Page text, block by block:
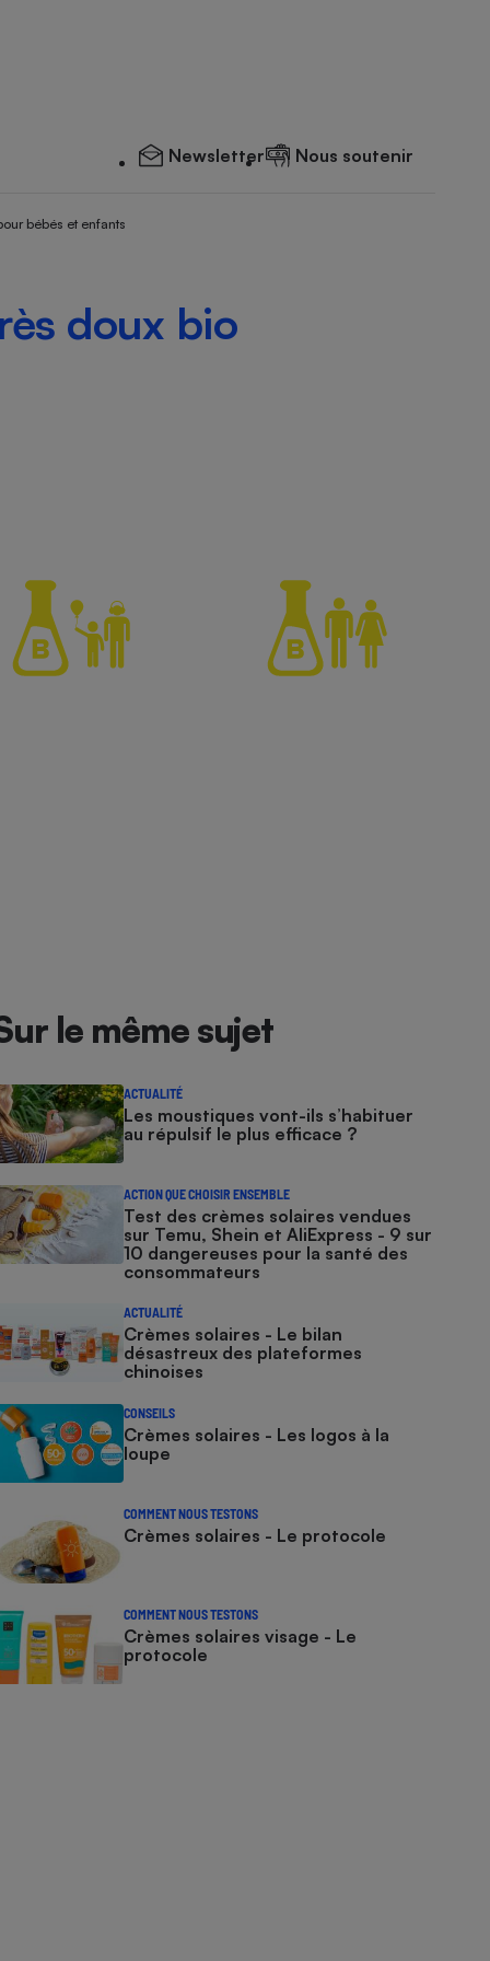
Newsletter Nous soutenir
bébés et enfants
doux bio
le même sujet
ACTUALITÉ
Les moustiques vont-ils s’habituer
au répulsif le plus efficace ?
ACTION QUE CHOISIR ENSEMBLE
Test des crèmes solaires vendues
sur Temu, Shein et AliExpress - 9 sur
10 dangereuses pour la santé des
consommateurs
ACTUALITÉ
Crèmes solaires - Le bilan
désastreux des plateformes
chinoises
CONSEILS
Crèmes solaires - Les logos à la
loupe
COMMENT NOUS TESTONS
Crèmes solaires - Le protocole
COMMENT NOUS TESTONS
Crèmes solaires visage - Le
protocole